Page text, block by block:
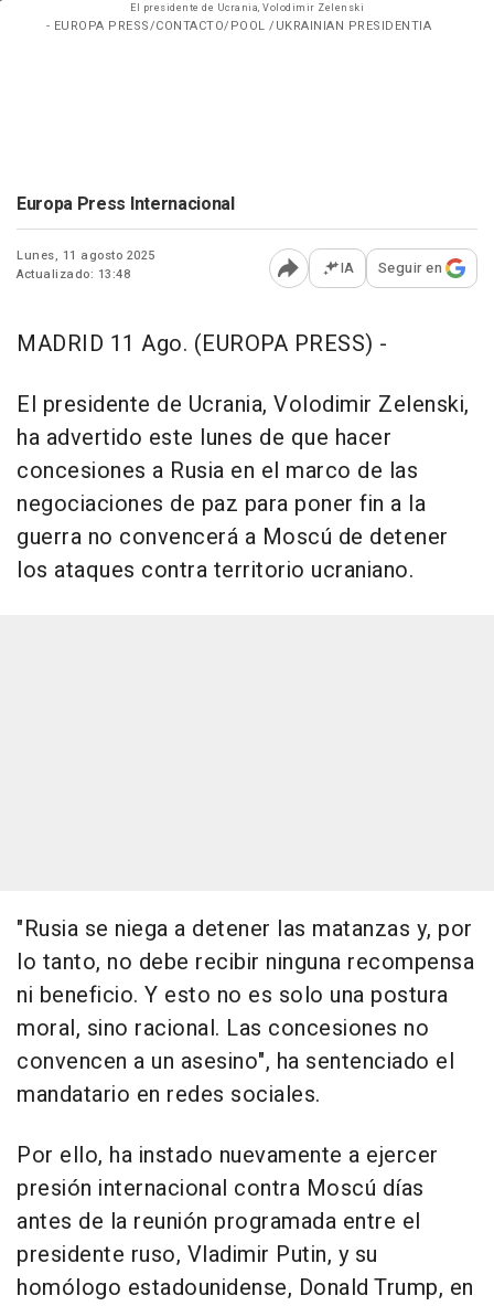
El presidente de Ucrania, Volodimir Zelenski
- EUROPA PRESS/CONTACTO/POOL /UKRAINIAN PRESIDENTIA
Europa Press Internacional
Lunes, 11 agosto 2025
Actualizado: 13:48
Abrir opciones para
IA Seguir en
MADRID 11 Ago. (EUROPA PRESS) -
El presidente de Ucrania, Volodimir Zelenski,
ha advertido este lunes de que hacer
concesiones a Rusia en el marco de las
negociaciones de paz para poner fin a la
guerra no convencerá a Moscú de detener
los ataques contra territorio ucraniano.
"Rusia se niega a detener las matanzas y, por
lo tanto, no debe recibir ninguna recompensa
ni beneficio. Y esto no es solo una postura
moral, sino racional. Las concesiones no
convencen a un asesino", ha sentenciado el
mandatario en redes sociales.
Por ello, ha instado nuevamente a ejercer
presión internacional contra Moscú días
antes de la reunión programada entre el
presidente ruso, Vladimir Putin, y su
homólogo estadounidense, Donald Trump, en